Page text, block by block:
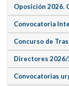
Oposición 2026.
Convocatoria
Concurso de
Directores
Convocatorias